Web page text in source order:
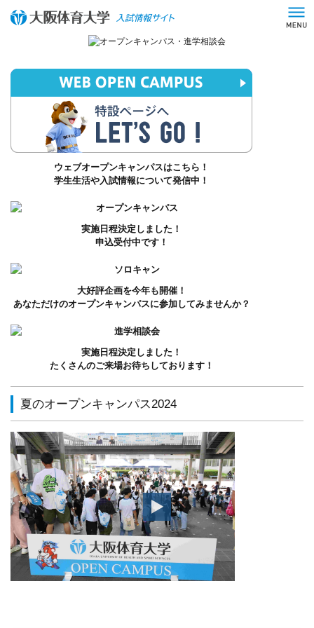
ウェブオープンキャンパスはこちら！
学生生活や入試情報について発信中！
実施日程決定しました！
申込受付中です！
大好評企画を今年も開催！
あなただけのオープンキャンパスに参加してみませんか？
実施日程決定しました！
たくさんのご来場お待ちしております！
夏のオープンキャンパス2024